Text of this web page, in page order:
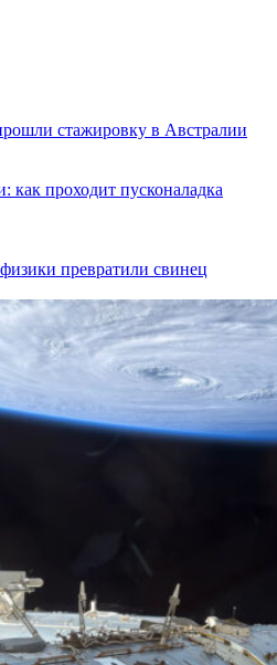
стажировку в Австралии
как проходит пусконаладка
превратили свинец